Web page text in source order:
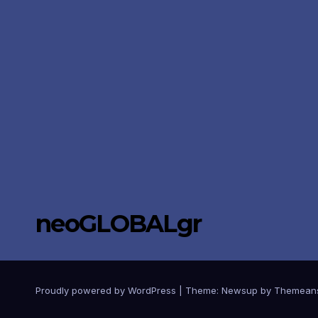
neoGLOBALgr
Proudly powered by WordPress Theme: Newsup by